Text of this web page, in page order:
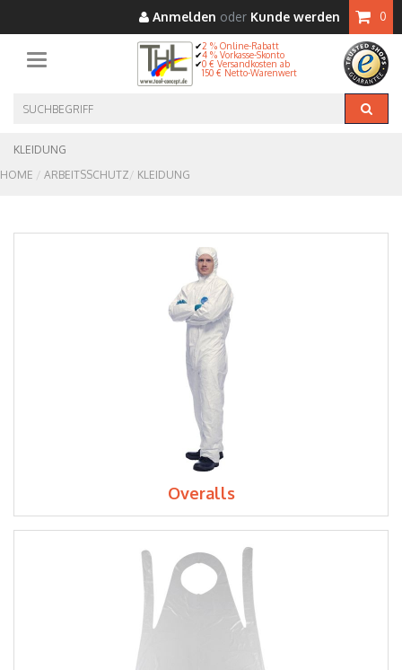
Anmelden oder Kunde werden 0
Toggle navigation
2 % Online-Rabatt
4 % Vorkasse-Skonto
0 € Versandkosten ab
150 € Netto-Warenwert
KLEIDUNG
HOME
ARBEITSSCHUTZ KLEIDUNG
Overalls